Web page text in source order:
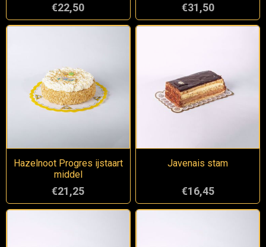
€22,50 €31,50
Hazelnoot Progres ijstaart
middel
€21,25
Javenais stam
€16,45